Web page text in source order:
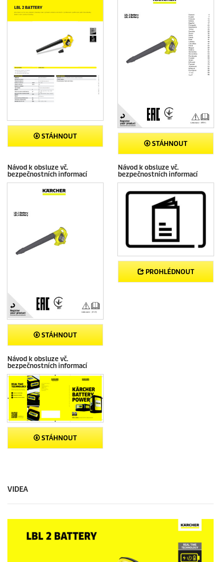
STÁHNOUT
STÁHNOUT
Návod k obsluze vč.
bezpečnostních informací
STÁHNOUT
Návod k obsluze vč.
bezpečnostních informací
PROHLÉDNOUT
Návod k obsluze vč.
bezpečnostních informací
STÁHNOUT
VIDEA